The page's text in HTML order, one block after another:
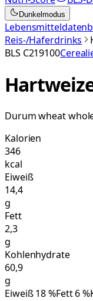
Dunkelmodus
Reis-/Haferdrinks
BLS C219100
Durum wheat
Kalorien
346
kcal
Eiweiß
14,4
g
Fett
2,3
g
Kohlenhydrate
60,9
g
Eiweiß18%Fett6%